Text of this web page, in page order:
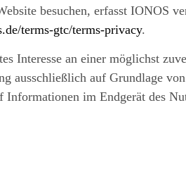
besuchen, erfasst IONOS
terms-gtc/terms-privacy.
Interesse an einer möglichst
ausschließlich auf Grundlage
im Endgerät des